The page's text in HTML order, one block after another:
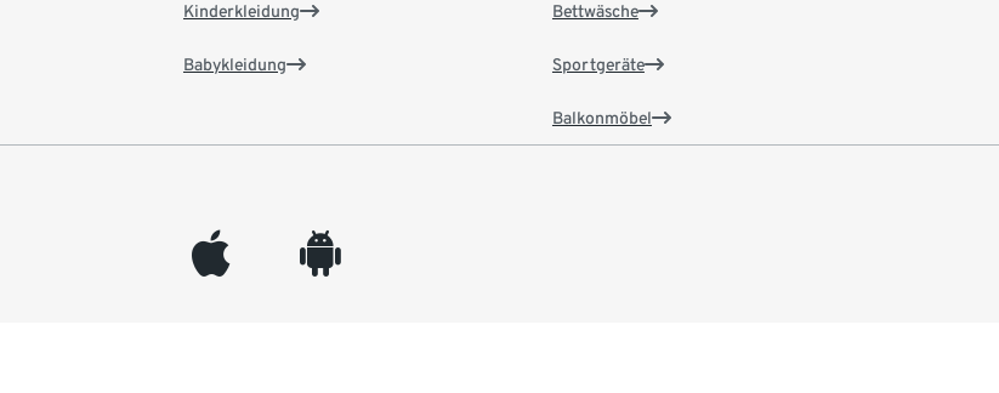
Kinderkleidung
Babykleidung
Bettwäsche
Sportgeräte
Balkonmöbel
appleinc android